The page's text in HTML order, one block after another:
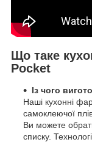
Що таке
Pocket
Із чого
Наші кухонні
самоклеючої
Ви можете
списку.